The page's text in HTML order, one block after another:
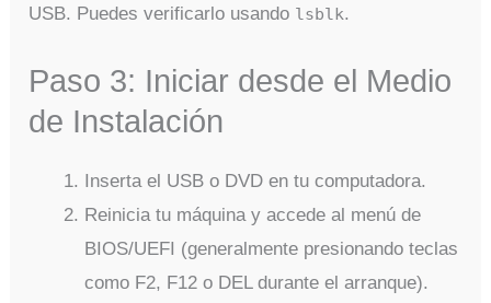
USB. Puedes verificarlo usando lsblk.
Paso 3: Iniciar desde el Medio
de Instalación
Inserta el USB o DVD en tu computadora.
Reinicia tu máquina y accede al menú de
BIOS/UEFI (generalmente presionando teclas
como F2, F12 o DEL durante el arranque).